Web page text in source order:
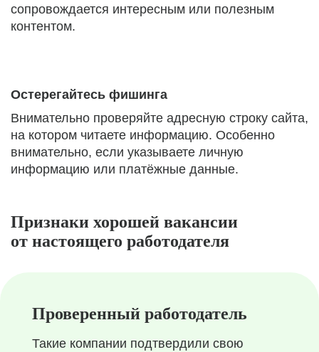
сопровождается интересным или полезным
контентом.
Остерегайтесь фишинга
Внимательно проверяйте адресную строку сайта,
на котором читаете информацию. Особенно
внимательно, если указываете личную
информацию или платёжные данные.
Признаки хорошей вакансии
от настоящего работодателя
Проверенный работодатель
Такие компании подтвердили свою